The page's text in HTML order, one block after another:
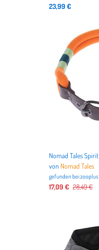
23,99 €
von Nomad Tales
gefunden beizooplus
17,09 € 28,49 €